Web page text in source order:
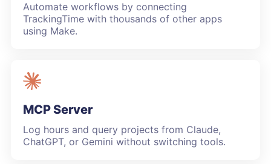
Automate workflows by connecting
TrackingTime with thousands of other apps
using Make.
MCP Server
Log hours and query projects from Claude,
ChatGPT, or Gemini without switching tools.